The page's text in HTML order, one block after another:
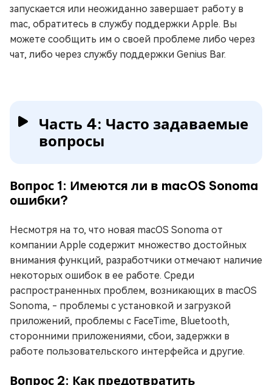
запускается или неожиданно завершает работу в
mac, обратитесь в службу поддержки Apple. Вы
можете сообщить им о своей проблеме либо через
чат, либо через службу поддержки Genius Bar.
Часть 4: Часто задаваемые
вопросы
Вопрос 1: Имеются ли в macOS Sonoma
ошибки?
Несмотря на то, что новая macOS Sonoma от
компании Apple содержит множество достойных
внимания функций, разработчики отмечают наличие
некоторых ошибок в ее работе. Среди
распространенных проблем, возникающих в macOS
Sonoma, - проблемы с установкой и загрузкой
приложений, проблемы с FaceTime, Bluetooth,
сторонними приложениями, сбои, задержки в
работе пользовательского интерфейса и другие.
Вопрос 2: Как предотвратить